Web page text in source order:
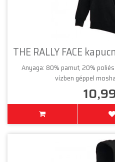
THE RALLY FACE
Anyaga: 80% pamut, 20%
vízben géppel